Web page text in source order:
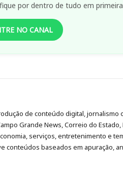
por dentro de tudo em
NO CANAL
de conteúdo digital, jornalismo
Grande News, Correio do
serviços, entretenimento e
conteúdos baseados em apuração,